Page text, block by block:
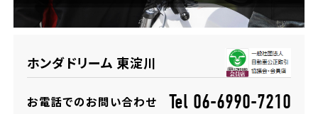
ホンダドリーム 東淀川
お電話でのお問い合わせ Tel 06-6990-7210
埼玉県